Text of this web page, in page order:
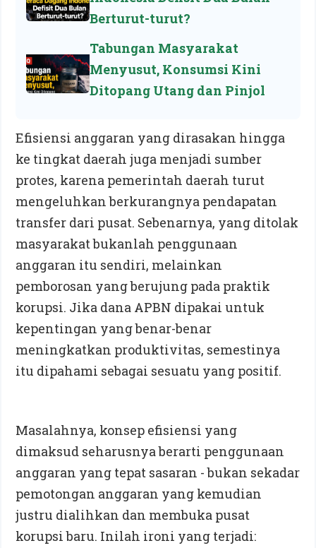
Berturut-turut?
Tabungan Masyarakat
Menyusut, Konsumsi Kini
Ditopang Utang dan Pinjol
Efisiensi anggaran yang dirasakan hingga
ke tingkat daerah juga menjadi sumber
protes, karena pemerintah daerah turut
mengeluhkan berkurangnya pendapatan
transfer dari pusat. Sebenarnya, yang ditolak
masyarakat bukanlah penggunaan
anggaran itu sendiri, melainkan
pemborosan yang berujung pada praktik
korupsi. Jika dana APBN dipakai untuk
kepentingan yang benar-benar
meningkatkan produktivitas, semestinya
itu dipahami sebagai sesuatu yang positif.
Masalahnya, konsep efisiensi yang
dimaksud seharusnya berarti penggunaan
anggaran yang tepat sasaran - bukan sekadar
pemotongan anggaran yang kemudian
justru dialihkan dan membuka pusat
korupsi baru. Inilah ironi yang terjadi: